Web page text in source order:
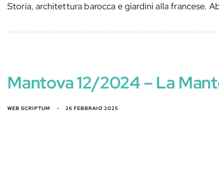
Storia, architettura barocca e giardini alla francese.
Mantova 12/2024 – La
WEB SCRIPTUM 26 FEBBRAIO 2025